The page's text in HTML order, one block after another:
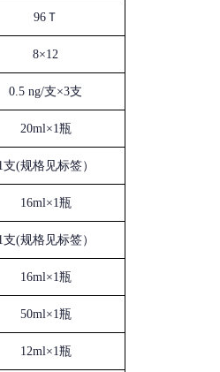
96Ｔ
8×12
0.5 ng/支×3支
20ml×1瓶
支(规格见标签）
16ml×1瓶
支(规格见标签）
16ml×1瓶
50ml×1瓶
12ml×1瓶